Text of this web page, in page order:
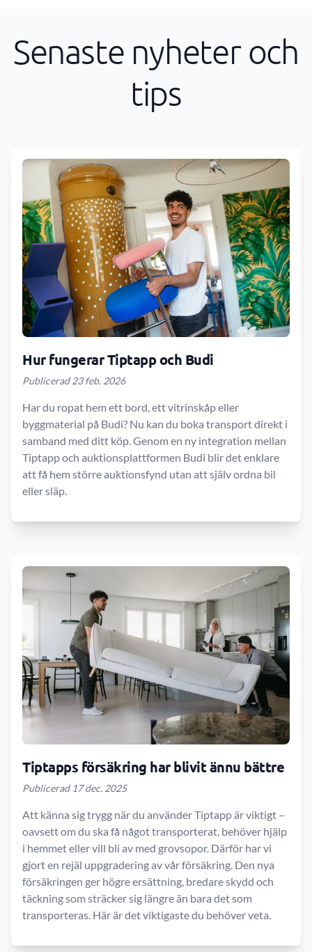
Senaste nyheter och
tips
Hur fungerar Tiptapp och Budi
Publicerad 23 feb. 2026
Har du ropat hem ett bord, ett vitrinskåp eller
byggmaterial på Budi? Nu kan du boka transport direkt i
samband med ditt köp. Genom en ny integration mellan
Tiptapp och auktionsplattformen Budi blir det enklare
att få hem större auktionsfynd utan att själv ordna bil
eller släp.
Tiptapps försäkring har blivit ännu bättre
Publicerad 17 dec. 2025
Att känna sig trygg när du använder Tiptapp är viktigt –
oavsett om du ska få något transporterat, behöver hjälp
i hemmet eller vill bli av med grovsopor. Därför har vi
gjort en rejäl uppgradering av vår försäkring. Den nya
försäkringen ger högre ersättning, bredare skydd och
täckning som sträcker sig längre än bara det som
transporteras. Här är det viktigaste du behöver veta.